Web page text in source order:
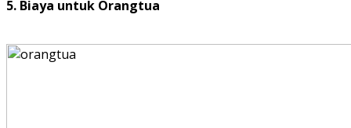
5. Biaya untuk Orangtua